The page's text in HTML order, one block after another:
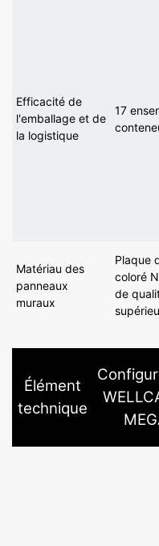
Efficacité de
l'emballage et de
la logistique
17
Matériau des
panneaux
muraux
Plaque
coloré
de
Élément
technique